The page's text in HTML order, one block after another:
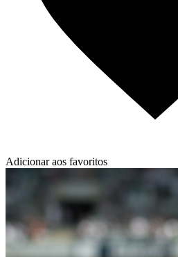
Adicionar aos favoritos